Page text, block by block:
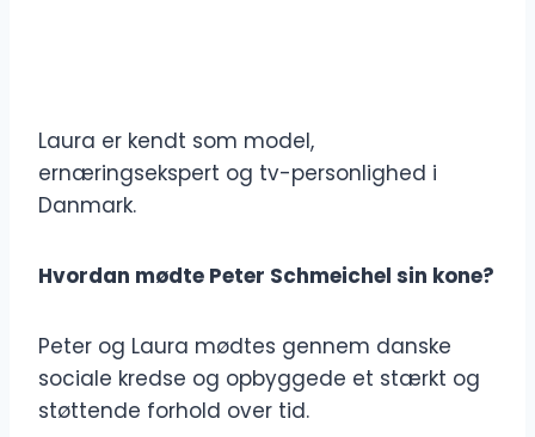
Laura er kendt som model,
ernæringsekspert og tv-personlighed i
Danmark.
Hvordan mødte Peter Schmeichel sin kone?
Peter og Laura mødtes gennem danske
sociale kredse og opbyggede et stærkt og
støttende forhold over tid.